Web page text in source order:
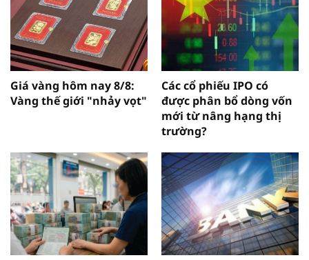
Giá vàng hôm nay 8/8:
Vàng thế giới "nhảy vọt"
Các cổ phiếu IPO có
được phân bổ dòng vốn
mới từ nâng hạng thị
trường?